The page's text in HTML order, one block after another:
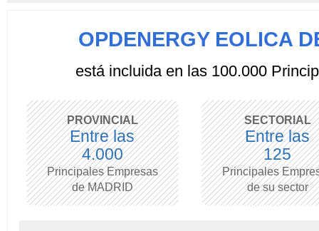
OPDENERGY EOLICA
está incluida en las 100.000
PROVINCIAL
Entre las
4.000
Principales Empresas
de MADRID
SECTORIAL
Entre las
125
Principales
de su sector